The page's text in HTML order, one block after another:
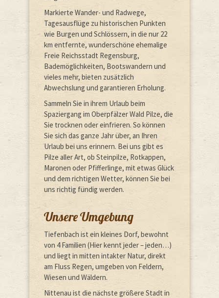
Markierte Wander- und Radwege,
Tagesausflüge zu historischen Punkten
wie Burgen und Schlössern, in die nur 22
km entfernte, wunderschöne ehemalige
Freie Reichsstadt Regensburg,
Bademöglichkeiten, Bootswandern und
vieles mehr, bieten zusätzlich
Abwechslung und garantieren Erholung.
Sammeln Sie in ihrem Urlaub beim
Spaziergang im Oberpfälzer Wald Pilze, die
Sie trocknen oder einfrieren. So können
Sie sich das ganze Jahr über, an Ihren
Urlaub bei uns erinnern. Bei uns gibt es
Pilze aller Art, ob Steinpilze, Rotkappen,
Maronen oder Pfifferlinge, mit etwas Glück
und dem richtigen Wetter, können Sie bei
uns richtig fündig werden.
Unsere Umgebung
Tiefenbach ist ein kleines Dorf, bewohnt
von 4 Familien (Hier kennt jeder – jeden…)
und liegt in mitten intakter Natur, direkt
am Fluss Regen, umgeben von Feldern,
Wiesen und Wäldern.
Nittenau ist die nächste größere Stadt in